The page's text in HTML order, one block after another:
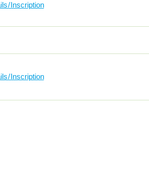
/ Inscription
/ Inscription